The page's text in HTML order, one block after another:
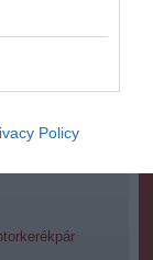
Policy
megmentő
fogadott el a